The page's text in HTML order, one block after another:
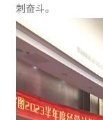
刺奋斗。